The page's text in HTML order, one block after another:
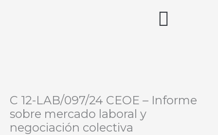
C 12-LAB/097/24 CEOE – Informe
sobre mercado laboral y
negociación colectiva